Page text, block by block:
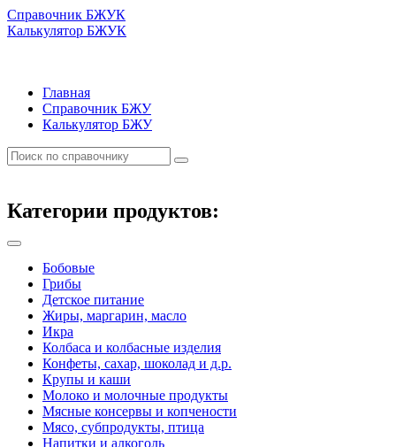
Справочник БЖУК
Калькулятор БЖУК
Главная
Справочник БЖУ
Калькулятор БЖУ
Категории продуктов:
Бобовые
Грибы
Детское питание
Жиры, маргарин, масло
Икра
Колбаса и колбасные изделия
Конфеты, сахар, шоколад и д.р.
Крупы и каши
Молоко и молочные продукты
Мясные консервы и копчености
Мясо, субпродукты, птица
Напитки и алкоголь